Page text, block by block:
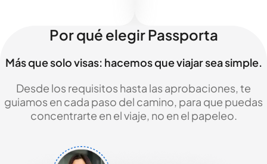
Por qué elegir Passporta
Más que solo visas: hacemos que viajar sea simple.
Desde los requisitos hasta las aprobaciones, te
guiamos en cada paso del camino, para que puedas
concentrarte en el viaje, no en el papeleo.